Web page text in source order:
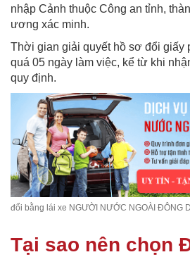
nhập Cảnh thuộc Công an tỉnh,
ương xác minh.
Thời gian giải quyết hồ sơ đổi giấy
quá 05 ngày làm việc, kể từ khi
quy định.
đổi bằng lái xe NGƯỜI NƯỚC NGOÀI ĐÔNG
Tại sao nên chọn